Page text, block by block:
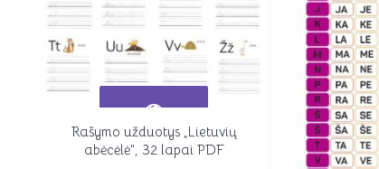
Peržiūrėti
Rašymo užduotys „Lietuvių
abėcėlė”, 32 lapai PDF